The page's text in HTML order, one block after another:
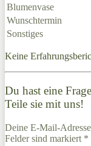
Blumenvase
Wunschtermin
Sonstiges
Keine
Du hast eine
Teile sie mit uns!
Deine E-Mail-
Felder sind markiert *